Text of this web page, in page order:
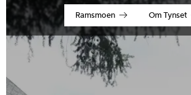
Ramsmoen Om Tynset